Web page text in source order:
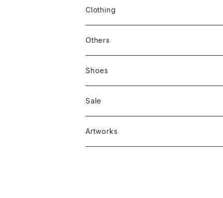
stacks
新刊本
Zine、Other
Clothing
Tees
Sweatshirts
Bag & Accessories
Others
Mixcd
RC SLUM / ROYALTY CLUB
雑貨
Shoes
Sale
Artworks